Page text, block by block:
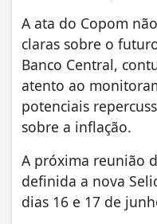
A ata do Copom
claras sobre o
Banco Central,
atento ao
potenciais
sobre a inflação.
A próxima reunião
definida a nova
dias 16 e 17 de